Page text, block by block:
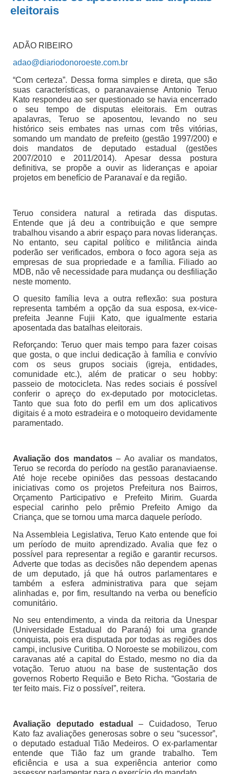
eleitorais
ADÃO RIBEIRO
adao@diariodonoroeste.com.br
“Com certeza”. Dessa forma simples e direta, que são
suas características, o paranavaiense Antonio Teruo
Kato respondeu ao ser questionado se havia encerrado
o seu tempo de disputas eleitorais. Em outras
apalavras, Teruo se aposentou, levando no seu
histórico seis embates nas urnas com três vitórias,
somando um mandato de prefeito (gestão 1997/200) e
dois mandatos de deputado estadual (gestões
2007/2010 e 2011/2014). Apesar dessa postura
definitiva, se propõe a ouvir as lideranças e apoiar
projetos em benefício de Paranavaí e da região.
Teruo considera natural a retirada das disputas.
Entende que já deu a contribuição e que sempre
trabalhou visando a abrir espaço para novas lideranças.
No entanto, seu capital político e militância ainda
poderão ser verificados, embora o foco agora seja as
empresas de sua propriedade e a família. Filiado ao
MDB, não vê necessidade para mudança ou desfiliação
neste momento.
O quesito família leva a outra reflexão: sua postura
representa também a opção da sua esposa, ex-vice-
prefeita Jeanne Fujii Kato, que igualmente estaria
aposentada das batalhas eleitorais.
Reforçando: Teruo quer mais tempo para fazer coisas
que gosta, o que inclui dedicação à família e convívio
com os seus grupos sociais (igreja, entidades,
comunidade etc.), além de praticar o seu hobby:
passeio de motocicleta. Nas redes sociais é possível
conferir o apreço do ex-deputado por motocicletas.
Tanto que sua foto do perfil em um dos aplicativos
digitais é a moto estradeira e o motoqueiro devidamente
paramentado.
Avaliação dos mandatos– Ao avaliar os mandatos,
Teruo se recorda do período na gestão paranaviaense.
Até hoje recebe opiniões das pessoas destacando
iniciativas como os projetos Prefeitura nos Bairros,
Orçamento Participativo e Prefeito Mirim. Guarda
especial carinho pelo prêmio Prefeito Amigo da
Criança, que se tornou uma marca daquele período.
Na Assembleia Legislativa, Teruo Kato entende que foi
um período de muito aprendizado. Avalia que fez o
possível para representar a região e garantir recursos.
Adverte que todas as decisões não dependem apenas
de um deputado, já que há outros parlamentares e
também a esfera administrativa para que sejam
alinhadas e, por fim, resultando na verba ou benefício
comunitário.
No seu entendimento, a vinda da reitoria da Unespar
(Universidade Estadual do Paraná) foi uma grande
conquista, pois era disputada por todas as regiões dos
campi, inclusive Curitiba. O Noroeste se mobilizou, com
caravanas até a capital do Estado, mesmo no dia da
votação. Teruo atuou na base de sustentação dos
governos Roberto Requião e Beto Richa. “Gostaria de
ter feito mais. Fiz o possível”, reitera.
Avaliação deputado estadual
– Cuidadoso, Teruo
Kato faz avaliações generosas sobre o seu “sucessor”,
o deputado estadual Tião Medeiros. O ex-parlamentar
entende que Tião faz um grande trabalho. Tem
eficiência e usa a sua experiência anterior como